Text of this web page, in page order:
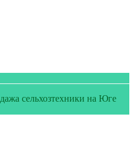
сельхозтехники на Юге